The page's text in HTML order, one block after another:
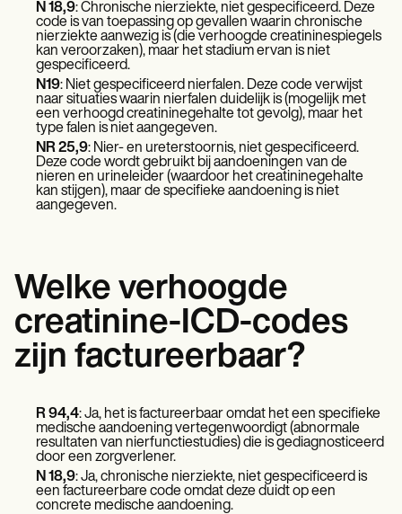
SOAP-notitiesjabloon
Sjabloon voor behandelplan
Informed Consent Form
Social Work Treatment Plans
DAR Note Template
Patient Visit Summary Template
Help Center
Demos
Training Hub
Webinars
Switch to Carepatron
Become a Partner
Get started
N 18,9: Chronische nierziekte, niet gespecificeerd. Deze
code is van toepassing op gevallen waarin chronische
nierziekte aanwezig is (die verhoogde creatininespiegels
kan veroorzaken), maar het stadium ervan is niet
gespecificeerd.
N19: Niet gespecificeerd nierfalen. Deze code verwijst
naar situaties waarin nierfalen duidelijk is (mogelijk met
een verhoogd creatininegehalte tot gevolg), maar het
type falen is niet aangegeven.
NR 25,9: Nier- en ureterstoornis, niet gespecificeerd.
Deze code wordt gebruikt bij aandoeningen van de
nieren en urineleider (waardoor het creatininegehalte
kan stijgen), maar de specifieke aandoening is niet
aangegeven.
Welke verhoogde
creatinine-ICD-codes
zijn factureerbaar?
R 94,4: Ja, het is factureerbaar omdat het een specifieke
medische aandoening vertegenwoordigt (abnormale
resultaten van nierfunctiestudies) die is gediagnosticeerd
door een zorgverlener.
N 18,9: Ja, chronische nierziekte, niet gespecificeerd is
een factureerbare code omdat deze duidt op een
concrete medische aandoening.